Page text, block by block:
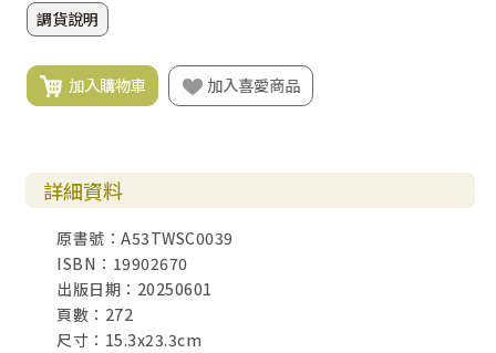
調貨說明
加入購物車 加入喜愛商品
詳細資料
原書號：A53TWSC0039
ISBN：19902670
出版日期：20250601
頁數：272
尺寸：15.3x23.3cm